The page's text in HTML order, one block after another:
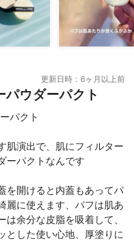
更新日時：6ヶ月以上前
パウダーパクト
パクト
肌演出で、肌にフィルター
ーパクトなんです
を開けると内蓋もあってパ
麗に使えます、パフは肌あ
余分な皮脂を吸着して、
とした使い心地、厚塗りに